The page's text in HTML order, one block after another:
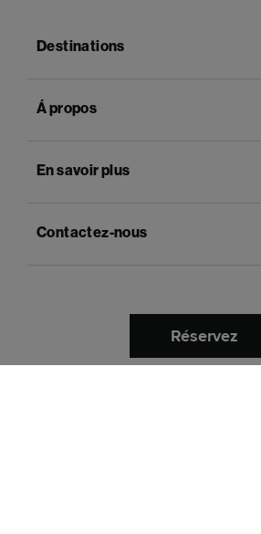
Destinations
Á propos
En savoir plus
Contactez-nous
Langue :Français
Réservez